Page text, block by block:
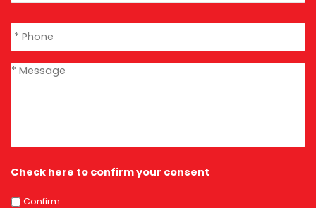
Phone *
message
Check here to confirm your consent
Confirm